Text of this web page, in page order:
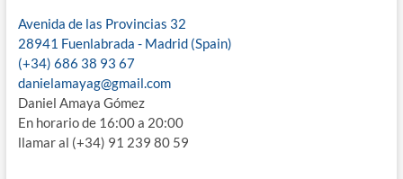
Avenida de las Provincias 32
28941 Fuenlabrada - Madrid (Spain)
(+34) 686 38 93 67
danielamayag@gmail.com
Daniel Amaya Gómez
En horario de 16:00 a 20:00
llamar al (+34) 91 239 80 59